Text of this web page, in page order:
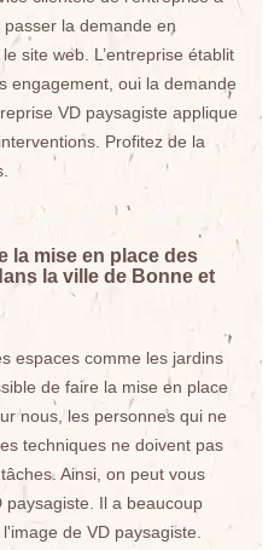
la demande en
site web. L’entreprise établit
engagement, oui la demande
VD paysagiste applique
Profitez de la
la mise en place des
la ville de Bonne et
espaces comme les jardins
de faire la mise en place
nous, les personnes qui ne
techniques ne doivent pas
Ainsi, on peut vous
paysagiste. Il a beaucoup
de VD paysagiste.